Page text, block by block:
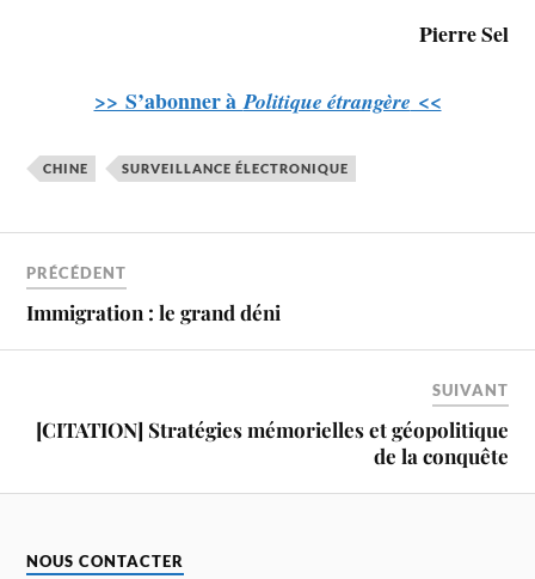
Pierre Sel
>> S’abonner àPolitique étrangère <<
CHINE SURVEILLANCE ÉLECTRONIQUE
PRÉCÉDENT
Immigration : le grand déni
SUIVANT
[CITATION] Stratégies mémorielles et géopolitique
de la conquête
NOUS CONTACTER